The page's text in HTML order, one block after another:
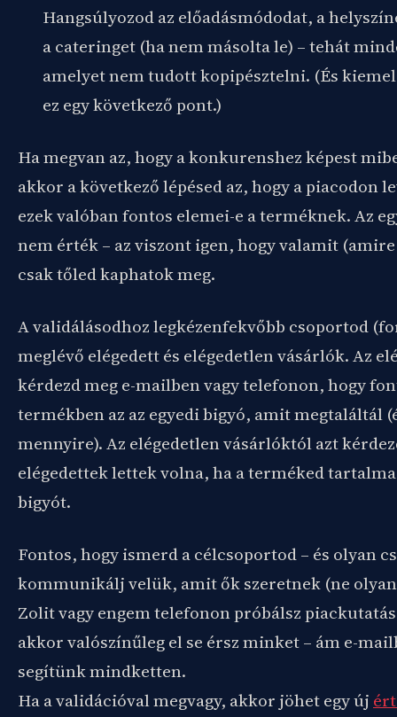
Hangsúlyozod az előadásmódodat, a
a cateringet (ha nem másolta le) – tehát
amelyet nem tudott kopipésztelni. (És
ez egy következő pont.)
Ha megvan az, hogy a konkurenshez képest
akkor a következő lépésed az, hogy a piacodon
ezek valóban fontos elemei-e a terméknek. Az
nem érték – az viszont igen, hogy valamit
csak tőled kaphatok meg.
A validálásodhoz legkézenfekvőbb csoportod
meglévő elégedett és elégedetlen vásárlók. Az
kérdezd meg e-mailben vagy telefonon, hogy
termékben az az egyedi bigyó, amit megtaláltál
mennyire). Az elégedetlen vásárlóktól azt
elégedettek lettek volna, ha a terméked
bigyót.
Fontos, hogy ismerd a célcsoportod – és olyan
kommunikálj velük, amit ők szeretnek (ne
Zolit vagy engem telefonon próbálsz
akkor valószínűleg el se érsz minket – ám e-
segítünk mindketten.
Ha a validációval megvagy, akkor jöhet egy új